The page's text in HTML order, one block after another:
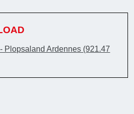
Plopsaland Ardennes (921.47